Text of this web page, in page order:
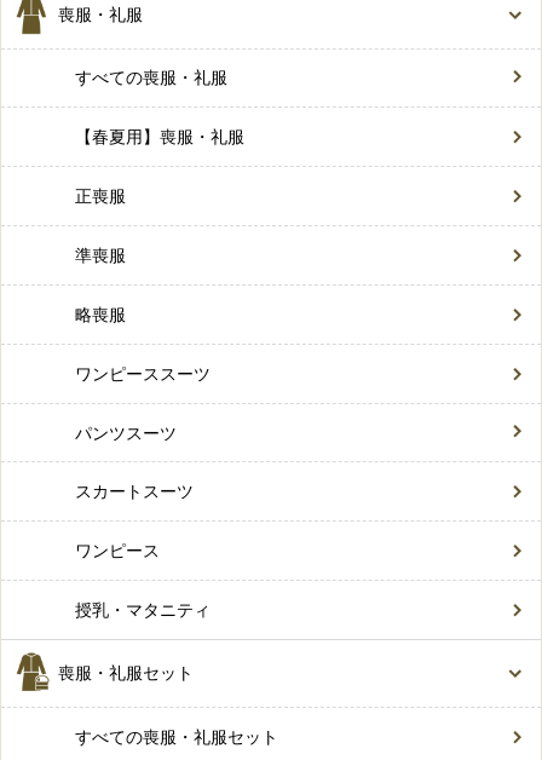
喪服・礼服
すべての喪服・礼服
【春夏用】喪服・礼服
正喪服
準喪服
略喪服
ワンピーススーツ
パンツスーツ
スカートスーツ
ワンピース
授乳・マタニティ
喪服・礼服セット
すべての喪服・礼服セット